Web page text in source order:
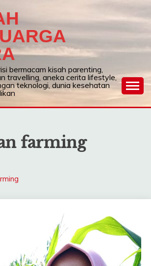
bermacam kisah parenting,
travelling, aneka cerita lifestyle,
teknologi, dunia kesehatan
farming